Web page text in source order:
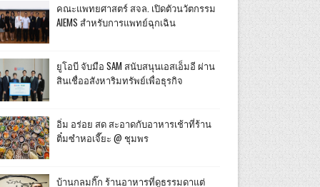
คณะแพทยศาสตร์ สจล. เปิดตัวนวัตกรรม
AIEMS สำหรับการแพทย์ฉุกเฉิน
ยูโอบี จับมือ SAM สนับสนุนเอสเอ็มอี ผ่าน
สินเชื่ออสังหาริมทรัพย์เพื่อธุรกิจ
อิ่ม อร่อย สด สะอาดกับอาหารเช้าที่ร้าน
ติ๋มซำหอเจี๊ยะ @ ชุมพร
บ้านกลมกิ๊ก ร้านอาหารที่ดูธรรมดาแต่